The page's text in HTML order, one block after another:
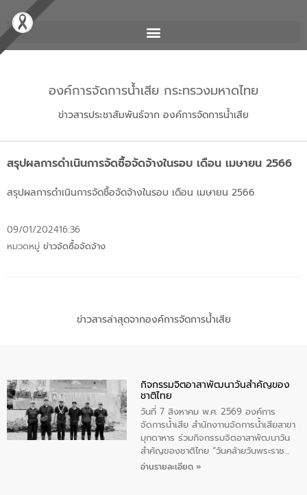
องค์การจัดการน้ำเสีย กระทรวงมหาดไทย
ข่าวสารประชาสัมพันธ์จาก องค์การจัดการน้ำเสีย
สรุปผลการดำเนินการจัดซื้อจัดจ้างในรอบ เดือน เมษายน 2566
สรุปผลการดำเนินการจัดซื้อจัดจ้างในรอบ เดือน เมษายน 2566
09/01/202416:36
หมวดหมู่ ข่าวจัดซื้อจัดจ้าง
ข่าวสารล่าสุดจากองค์การจัดการน้ำเสีย
กิจกรรมจิตอาสาพัฒนาวันสําคัญของ
ชาติไทย
วันที่ 7 สิงหาคม พ.ศ. 2569 องค์การ
จัดการน้ำเสีย สำนักงาานจัดการน้ำเสียสาขา
มุกดาหาร ร่วมกิจกรรมจิตอาสาพัฒนาวัน
สําคัญของชาติไทย “วันคล้ายวันพระราช
สมภพ สมเด็จพระนางเจ้าสิริกิติ์พระบรม
อ่านรายละเอียด »